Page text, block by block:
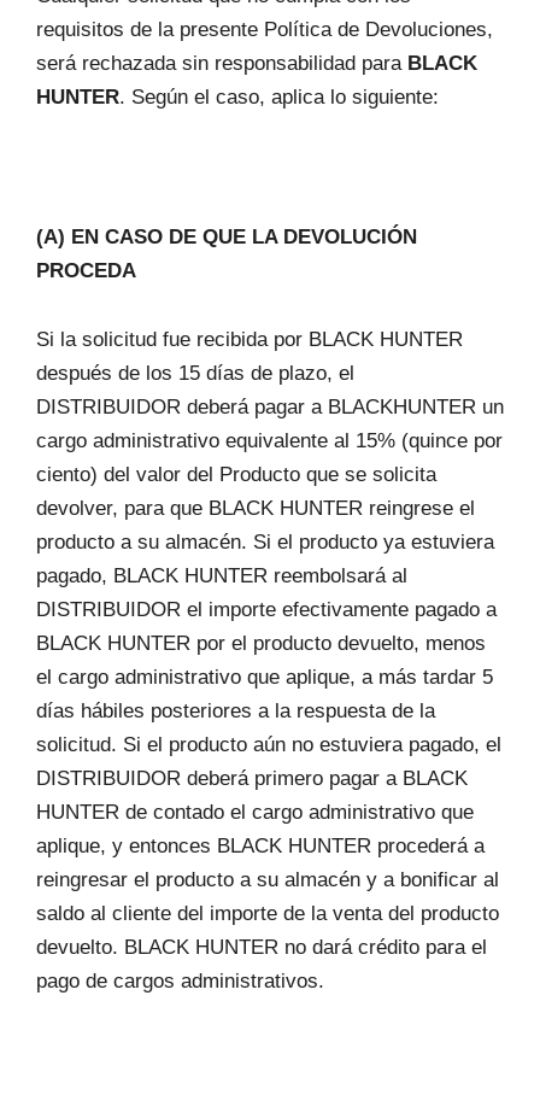
requisitos de la presente Política de Devoluciones,
será rechazada sin responsabilidad para BLACK
HUNTER. Según el caso, aplica lo siguiente:
(A) EN CASO DE QUE LA DEVOLUCIÓN
PROCEDA
Si la solicitud fue recibida por BLACK HUNTER
después de los 15 días de plazo, el
DISTRIBUIDOR deberá pagar a BLACKHUNTER un
cargo administrativo equivalente al 15% (quince por
ciento) del valor del Producto que se solicita
devolver, para que BLACK HUNTER reingrese el
producto a su almacén. Si el producto ya estuviera
pagado, BLACK HUNTER reembolsará al
DISTRIBUIDOR el importe efectivamente pagado a
BLACK HUNTER por el producto devuelto, menos
el cargo administrativo que aplique, a más tardar 5
días hábiles posteriores a la respuesta de la
solicitud. Si el producto aún no estuviera pagado, el
DISTRIBUIDOR deberá primero pagar a BLACK
HUNTER de contado el cargo administrativo que
aplique, y entonces BLACK HUNTER procederá a
reingresar el producto a su almacén y a bonificar al
saldo al cliente del importe de la venta del producto
devuelto. BLACK HUNTER no dará crédito para el
pago de cargos administrativos.